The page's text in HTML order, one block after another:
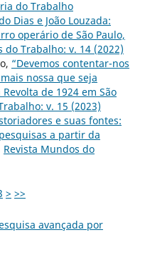
do Trabalho
Dias e João Louzada:
operário de São Paulo,
do Trabalho: v. 14 (2022)
“Devemos contentar-nos
nossa que seja
de 1924 em São
v. 15 (2023)
e suas fontes:
a partir da
Revista Mundos do
> >>
avançada por